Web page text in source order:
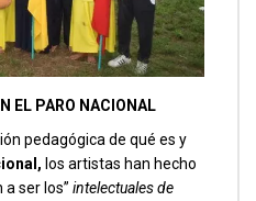
EL PARO NACIONAL
pedagógica de qué es y
los artistas han hecho
ser los” intelectuales de